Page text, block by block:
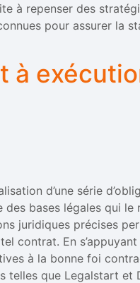
à repenser des
pour assurer la
à
d’une série
bases légales qui le
juridiques précises
contrat. En s’appuyant
à la bonne foi
telles que Legalstart et